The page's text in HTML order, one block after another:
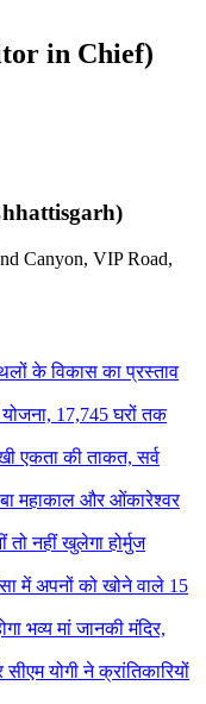
in Chief)
Canyon, VIP Road,
के विकास का प्रस्ताव
17,745 घरों तक
एकता की ताकत, सर्व
महाकाल और ओंकारेश्वर
तो नहीं खुलेगा होर्मुज
में अपनों को खोने वाले 15
भव्य मां जानकी मंदिर,
योगी ने क्रांतिकारियों